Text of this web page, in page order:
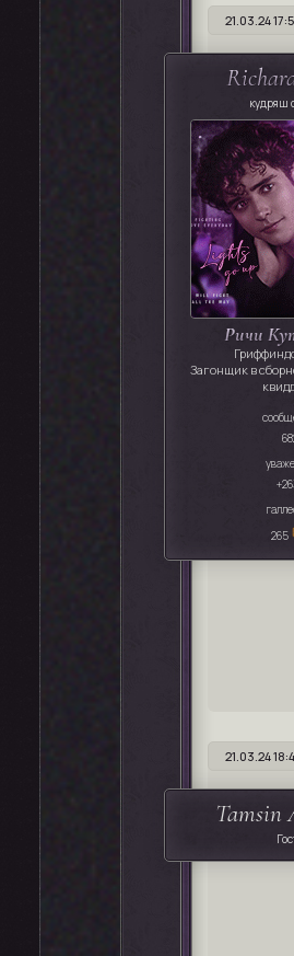
21.03.24
кудряш
Ричи
Загонщик в
265
21.03.24
Tamsin